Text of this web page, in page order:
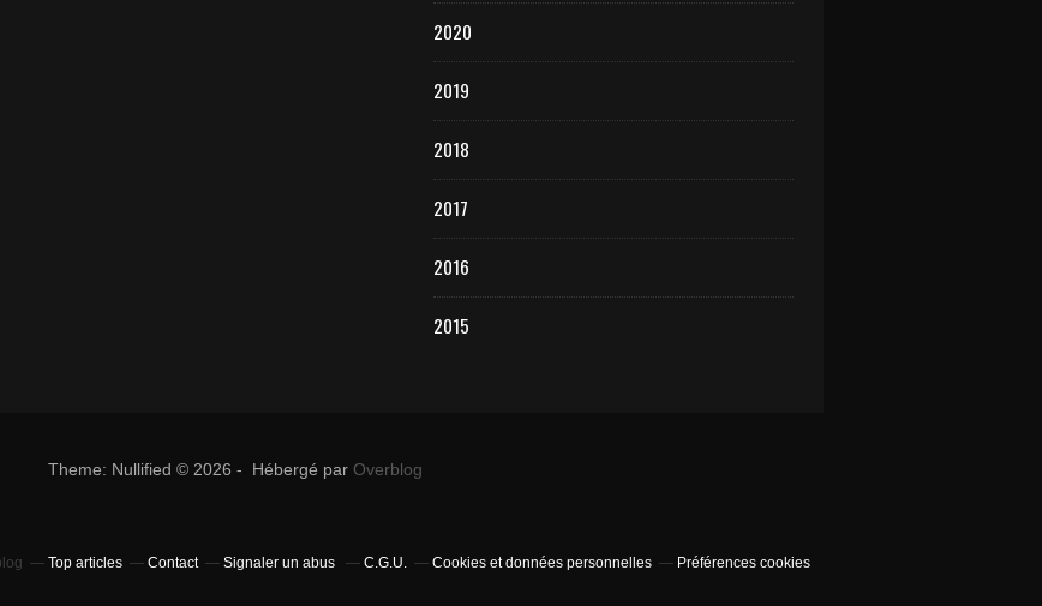
2020
2019
2018
2017
2016
2015
Theme: Nullified © 2026 - Hébergé par Overblog
Top articles Contact Signaler un abus C.G.U. Cookies et données personnelles Préférences cookies